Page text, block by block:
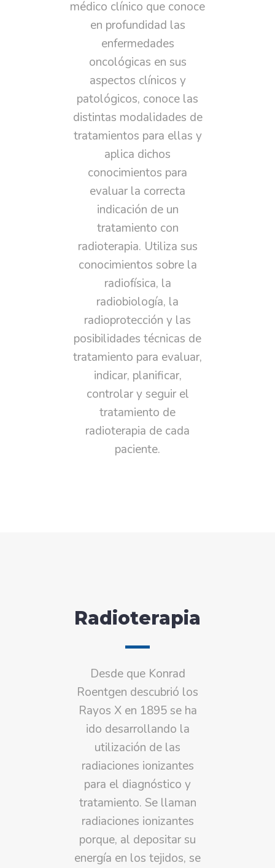
médico clínico que conoce
en profundidad las
enfermedades
oncológicas en sus
aspectos clínicos y
patológicos, conoce las
distintas modalidades de
tratamientos para ellas y
aplica dichos
conocimientos para
evaluar la correcta
indicación de un
tratamiento con
radioterapia. Utiliza sus
conocimientos sobre la
radiofísica, la
radiobiología, la
radioprotección y las
posibilidades técnicas de
tratamiento para evaluar,
indicar, planificar,
controlar y seguir el
tratamiento de
radioterapia de cada
paciente.
Radioterapia
Desde que Konrad
Roentgen descubrió los
Rayos X en 1895 se ha
ido desarrollando la
utilización de las
radiaciones ionizantes
para el diagnóstico y
tratamiento. Se llaman
radiaciones ionizantes
porque, al depositar su
energía en los tejidos, se